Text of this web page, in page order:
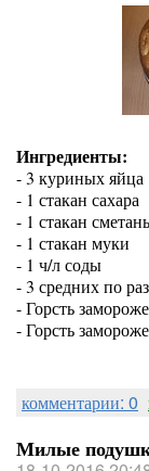
Ингредиенты:
- 3 куриных яйца
- 1 стакан сахара
- 1 стакан
- 1 стакан муки
- 1 ч/л соды
- 3 средних по
- Горсть
- Горсть
комментарии: 0
Милые